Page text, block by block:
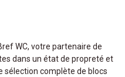
WC, votre partenaire de
dans un état de propreté et
sélection complète de blocs